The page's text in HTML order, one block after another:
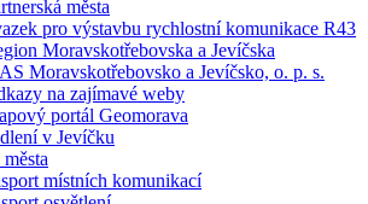
města
pro výstavbu rychlostní komunikace R43
Moravskotřebovska a Jevíčska
Moravskotřebovsko a Jevíčsko, o. p. s.
na zajímavé weby
portál Geomorava
v Jevíčku
místních komunikací